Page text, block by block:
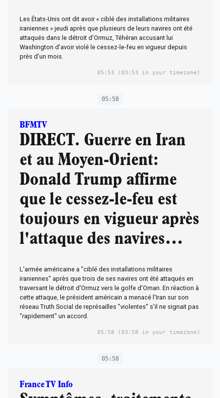
Les États-Unis ont dit avoir « ciblé des installations militaires
iraniennes » jeudi après que plusieurs de leurs navires ont été
attaqués dans le détroit d’Ormuz, Téhéran accusant lui
Washington d’avoir violé le cessez-le-feu en vigueur depuis
près d’un mois.
05:53 (03:53 in your timezone)
05:58
BFMTV
DIRECT. Guerre en Iran
et au Moyen-Orient:
Donald Trump affirme
que le cessez-le-feu est
toujours en vigueur après
l'attaque des navires
L'armée américaine a "ciblé des installations militaires
iraniennes" après que trois de ses navires ont été attaqués en
traversant le détroit d'Ormuz vers le golfe d'Oman. En réaction à
cette attaque, le président américain a menacé l'Iran sur son
réseau Truth Social de représailles "violentes" s'il ne signait pas
"rapidement" un accord.
05:58 (03:58 in your timezone)
05:58
France TV Info